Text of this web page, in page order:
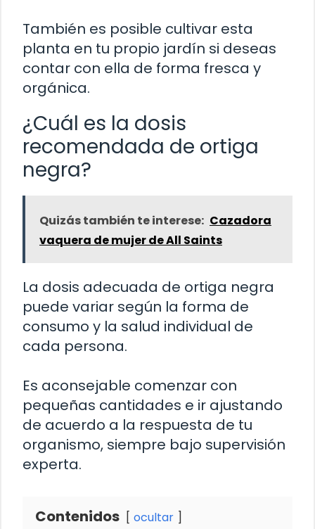
También es posible cultivar esta
planta en tu propio jardín si deseas
contar con ella de forma fresca y
orgánica.
¿Cuál es la dosis
recomendada de ortiga
negra?
Quizás también te interese: Cazadora
vaquera de mujer de All Saints
La dosis adecuada de ortiga negra
puede variar según la forma de
consumo y la salud individual de
cada persona.
Es aconsejable comenzar con
pequeñas cantidades e ir ajustando
de acuerdo a la respuesta de tu
organismo, siempre bajo supervisión
experta.
Contenidos ocultar